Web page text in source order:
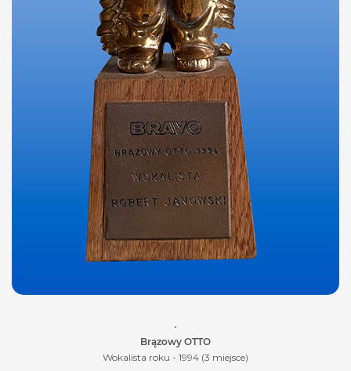
•
Brązowy OTTO
Wokalista roku - 1994 (3 miejsce)